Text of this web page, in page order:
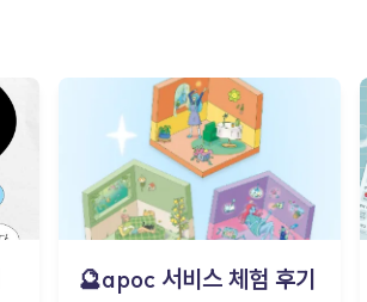
🔮apoc 서비스 체험 후기